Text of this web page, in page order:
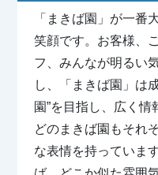
「まきば園」が一番
笑顔です。お客様、
フ、みんなが明るい
し、「まきば園」は
園”を目指し、広く情
どのまきば園もそれ
な表情を持っていま